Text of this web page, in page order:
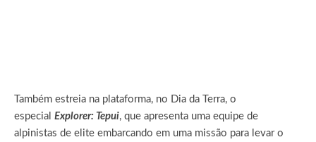
Também estreia na plataforma, no Dia da Terra, o
especial Explorer: Tepui, que apresenta uma equipe de
alpinistas de elite embarcando em uma missão para levar o